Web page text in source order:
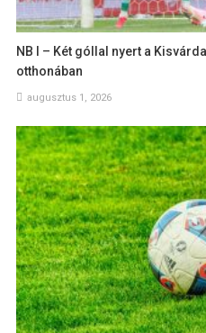
NB I – Két góllal nyert a
otthonában
augusztus 1, 2026